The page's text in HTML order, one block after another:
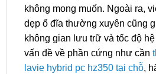
không mong muốn. Ngoài ra,
dẹp ổ đĩa thường xuyên cũng
không gian lưu trữ và tốc độ
vấn đề về phần cứng như cần
lavie hybrid pc hz350 tại chỗ,